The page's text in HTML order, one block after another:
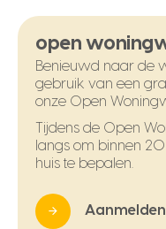
open
Benieuwd naar de
gebruik van een
onze Open
Tijdens de Open
langs om binnen
huis te bepalen.